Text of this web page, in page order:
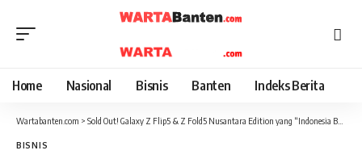
Home Nasional Bisnis Banten Indeks Berita
Wartabanten.com > Sold Out! Galaxy Z Flip5 & Z Fold5 Nusantara Edition yang “Indonesia Banget” Diburu Konsumen
BISNIS